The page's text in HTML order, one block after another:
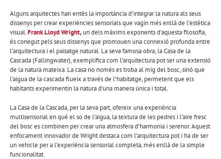
Alguns arquitectes han entès la importància d’integrar la natura als seus
dissenys per crear experiències sensorials que vagin més enllà de l’estètica
visual.Frank Lloyd Wright, un dels màxims exponents d’aquesta filosofia,
és conegut pels seus dissenys que promouen una connexió profunda entre
l’arquitectura i el paisatge natural. La seva famosa obra, la Casa de la
Cascada (Fallingwater), exemplifica com l’arquitectura pot ser una extensió
de la natura mateixa. La casa no només es troba al mig del bosc, sinó que
l’aigua de la cascada flueix a través de l’habitatge, permetent que els
habitants experimentin la natura d’una manera única i total.
La Casa de la Cascada, per la seva part, ofereix una experiència
multisensorial en què el so de l’aigua, la textura de les pedres i l’aire fresc
del bosc es combinen per crear una atmosfera d’harmonia i serenor. Aquest
enfocament innovador de Wright destaca com l’arquitectura pot i ha de ser
un vehicle per a l’experiència sensorial completa, més enllà de la simple
funcionalitat.